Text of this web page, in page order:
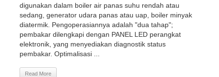
digunakan dalam boiler air panas suhu rendah atau
sedang, generator udara panas atau uap, boiler minyak
diatermik. Pengoperasiannya adalah "dua tahap";
pembakar dilengkapi dengan PANEL LED perangkat
elektronik, yang menyediakan diagnostik status
pembakar. Optimalisasi ...
Read More